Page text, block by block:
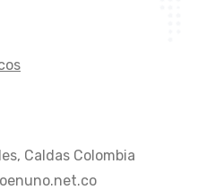
Caldas Colombia